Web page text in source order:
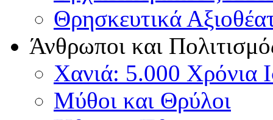
Θρησκευτικά
Άνθρωποι και
Χανιά: 5.000 Χρόνια
Μύθοι και Θρύλοι